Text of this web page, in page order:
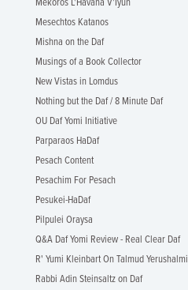
Mekoros L'Havana V'Iyun
Mesechtos Katanos
Mishna on the Daf
Musings of a Book Collector
New Vistas in Lomdus
Nothing but the Daf / 8 Minute Daf
OU Daf Yomi Initiative
Parparaos HaDaf
Pesach Content
Pesachim For Pesach
Pesukei-HaDaf
Pilpulei Oraysa
Q&A Daf Yomi Review - Real Clear Daf
R' Yumi Kleinbart On Talmud Yerushalmi
Rabbi Adin Steinsaltz on Daf